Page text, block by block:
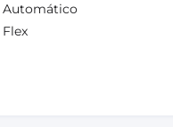
Automático
Flex